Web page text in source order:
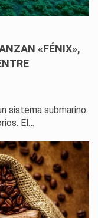
«FÉNIX»,
sistema submarino
El…